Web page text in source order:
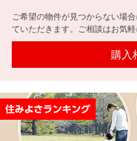
ご希望の物件が見つからない場
ていただきます。ご相談はお気軽
購入